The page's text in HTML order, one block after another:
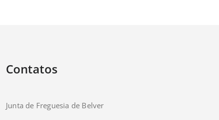
Contatos
Junta de Freguesia de Belver